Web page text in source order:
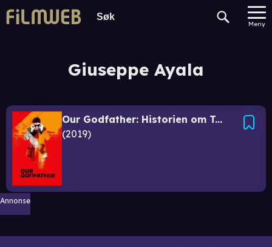
Meny
Giuseppe Ayala
Our Godfather: Historien om Tommaso Buscetta
2019
Annonse